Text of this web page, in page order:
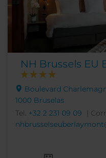
NH Brussels EU
Boulevard
1000 Bruselas
Tel. +32 2 231 09 09
|